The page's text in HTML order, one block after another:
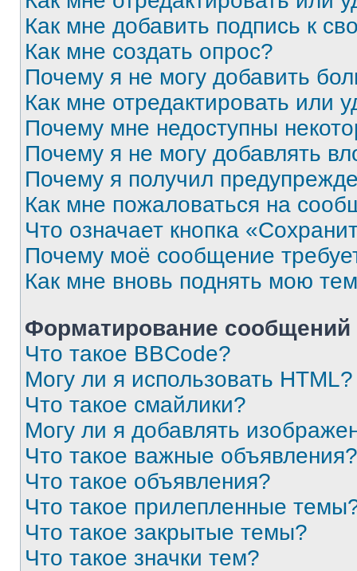
Как мне добавить подпись к
Как мне создать опрос?
Почему я не могу добавить
Как мне отредактировать или
Почему мне недоступны
Почему я не могу добавлять
Почему я получил
Как мне пожаловаться на
Что означает кнопка
Почему моё сообщение
Как мне вновь поднять мою
Форматирование
Что такое BBCode?
Могу ли я использовать HTML?
Что такое смайлики?
Могу ли я добавлять
Что такое важные объявления?
Что такое объявления?
Что такое прилепленные
Что такое закрытые темы?
Что такое значки тем?